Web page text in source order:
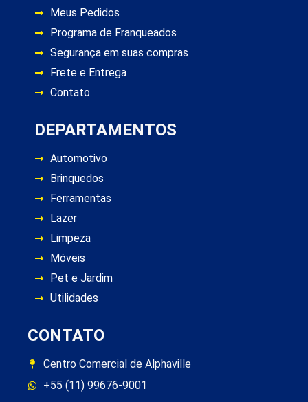
Meus Pedidos
Programa de Franqueados
Segurança em suas compras
Frete e Entrega
Contato
DEPARTAMENTOS
Automotivo
Brinquedos
Ferramentas
Lazer
Limpeza
Móveis
Pet e Jardim
Utilidades
CONTATO
Centro Comercial de Alphaville
+55 (11) 99676-9001